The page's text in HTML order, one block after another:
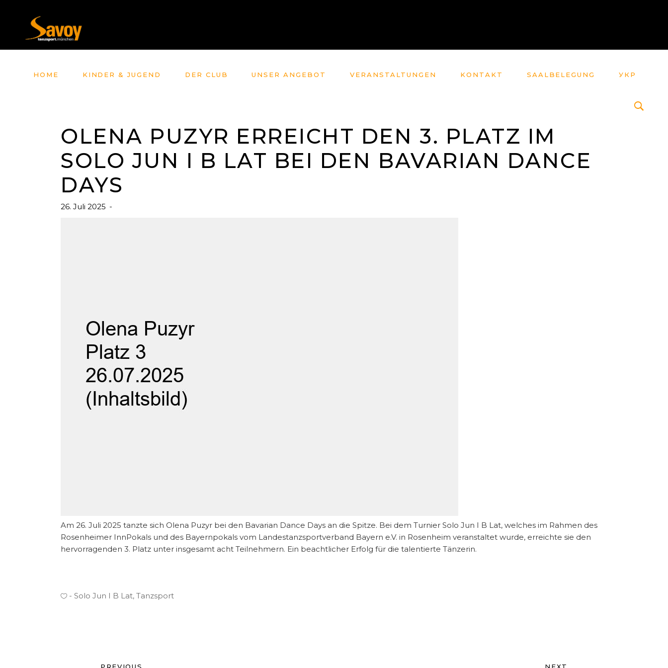
HOME KINDER & JUGEND DER CLUB UNSER ANGEBOT VERANSTALTUNGEN KONTAKT SAALBELEGUNG УКР
OLENA PUZYR ERREICHT DEN 3. PLATZ IM
SOLO JUN I B LAT BEI DEN BAVARIAN DANCE
DAYS
26. Juli 2025
Am 26. Juli 2025 tanzte sich Olena Puzyr bei den Bavarian Dance Days an die Spitze. Bei dem Turnier Solo Jun I B Lat, welches im Rahmen des
Rosenheimer InnPokals und des Bayernpokals vom Landestanzsportverband Bayern e.V. in Rosenheim veranstaltet wurde, erreichte sie den
hervorragenden 3. Platz unter insgesamt acht Teilnehmern. Ein beachtlicher Erfolg für die talentierte Tänzerin.
Solo Jun I B Lat, Tanzsport